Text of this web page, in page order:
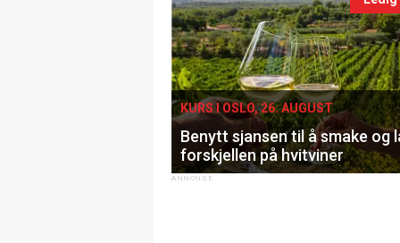
KURS I OSLO, 26. AUGUST
Benytt sjansen til å smake og
forskjellen på hvitviner